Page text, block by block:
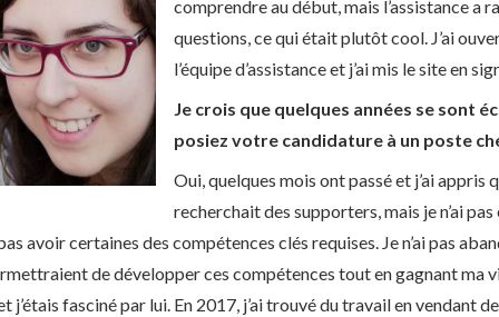
comprendre au début, mais l’assistance a
questions, ce qui était plutôt cool. J’ai
l’équipe d’assistance et j’ai mis le site en
Je crois que quelques années se sont
posiez votre candidature à un poste
Oui, quelques mois ont passé et j’ai appris
recherchait des supporters, mais je n’ai
avoir certaines des compétences clés requises. Je n’ai pas
de développer ces compétences tout en gagnant ma
fasciné par lui. En 2017, j’ai trouvé du travail en vendant